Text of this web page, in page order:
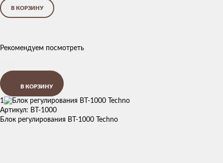
В КОРЗИНУ
Рекомендуем посмотреть
В КОРЗИНУ
1
Артикул: BT-1000
Блок регулирования BT-1000 Techno